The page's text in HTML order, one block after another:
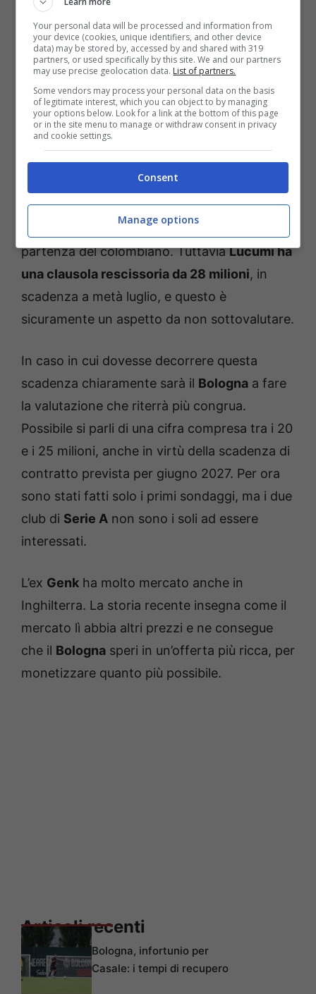
come si apprende il difensore del
ora impegnato alMondialecon la sua
Colombia, è un obiettivo dellaRomain caso
di partenza di EvanN’dicka, il cui futuro è
ancora incerto.
Jhon Lucumí: tra clausola e
richiesta del Bologna
IlBolognaha ormai metabolizzato che
verosimilmente sarà questa l’estate della
partenza del colombiano. TuttaviaLucumí ha
una clausola rescissoria da 28 milioni, in
scadenza a metà luglio, e questo è
sicuramente un aspetto da non sottovalutare.
In caso in cui dovesse decorrere questa
scadenza chiaramente sarà il Bologna a fare
la valutazione che riterrà più congrua.
Possibile si parli di una cifra compresa tra i 20
e i 25 milioni, anche in virtù della scadenza di
contratto prevista per giugno 2027. Per ora
sono stati fatti solo i primi sondaggi, ma i due
club di Serie A non sono i soli ad essere
interessati.
L’ex Genk ha molto mercato anche in
Inghilterra. La storia recente insegna come il
mercato lì abbia altri prezzi e ne consegue
che il Bologna speri in un’offerta più ricca, per
monetizzare quanto più possibile.
Articoli recenti
Bologna, infortunio per
Casale: i tempi di recupero
Your personal data will be processed and information from
your device (cookies, unique identifiers, and other device
data) may be stored by, accessed by and shared with 319
partners, or used specifically by this site. We and our partners
may use precise geolocation data. List of partners.
Some vendors may process your personal data on the basis
of legitimate interest, which you can object to by managing
your options below. Look for a link at the bottom of this page
or in the site menu to manage or withdraw consent in privacy
and cookie settings.
Consent
Manage options